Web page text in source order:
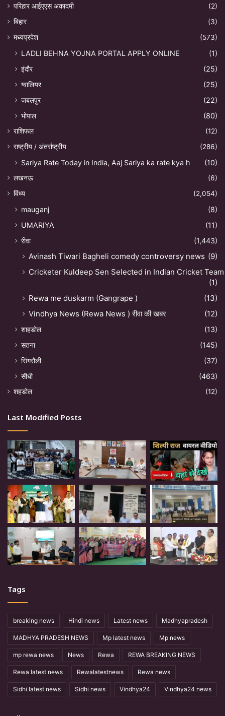
परिहार आईएएस अकादमी
(2)
बिहार
(3)
मध्यप्रदेश
(573)
LADLI BEHNA YOJNA PORTAL APPLY ONLINE
(1)
इंदौर
(25)
ग्वालियर
(25)
जबलपुर
(22)
भोपाल
(80)
राशिफल
(12)
राष्ट्रीय / अंतर्राष्ट्रीय
(286)
Sariya Rate Today in India, Aaj Sariya ka rate kya h (10)
लखनऊ
(6)
विंध्य
(2,054)
mauganj
(8)
UMARIYA
(11)
रीवा
(1,443)
Avinash Tiwari Bagheli comedy controversy news (9)
Cricketer Kuldeep Sen Selected in Indian Cricket Team
(1)
Rewa me duskarm (Gangrape )
(13)
Vindhya News (Rewa News ) रीवा की खबर
(12)
शाहडोल
(13)
सतना
(145)
सिंगरौली
(37)
सीधी
(463)
शहडोल (12)
Last Modified Posts
Tags
breaking news Hindi news Latest news Madhyapradesh
MADHYA PRADESH NEWS Mp latest news Mp news
mp rewa news News Rewa REWA BREAKING NEWS
Rewa latest news Rewalatestnews Rewa news
Sidhi latest news Sidhi news Vindhya24 Vindhya24 news